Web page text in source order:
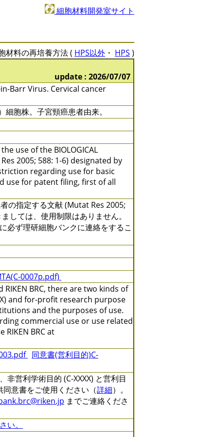
細胞材料開発室サイト
材料の再培養方法 ( HPS以外 ・ HPS )
update : 2026/07/07
Barr Virus. Cervical cancer
胞株。子宮頸癌患者由来。
use of the BIOLOGICAL
2005; 588: 1-6) designated by
regarding use for basic
use for patent filing, first of all
の指定する文献 (Mutat Res 2005;
しては、使用制限はありません。
必ず理研細胞バンクに連絡をするこ
0007p.pdf)
BRC, there are two kinds of
and for-profit research purpose
and the purposes of use.
commercial use or use related
BRC at
同意書(営利目的)C-
営利学術目的 (C-XXXX) と営利目
同意書をご使用ください（詳細）。
までご連絡くださ
い。